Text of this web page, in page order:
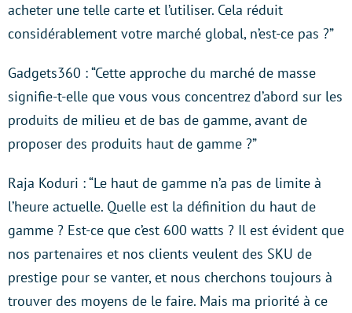
acheter une telle carte et l’utiliser. Cela réduit
considérablement votre marché global, n’est-ce pas ?”
Gadgets360 : “Cette approche du marché de masse
signifie-t-elle que vous vous concentrez d’abord sur les
produits de milieu et de bas de gamme, avant de
proposer des produits haut de gamme ?”
Raja Koduri : “Le haut de gamme n’a pas de limite à
l’heure actuelle. Quelle est la définition du haut de
gamme ? Est-ce que c’est 600 watts ? Il est évident que
nos partenaires et nos clients veulent des SKU de
prestige pour se vanter, et nous cherchons toujours à
trouver des moyens de le faire. Mais ma priorité à ce